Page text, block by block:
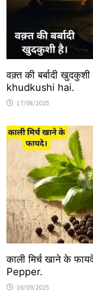
वक़्त की बर्बादी
khudkushi hai.
17/08/2025
काली मिर्च खाने के
Pepper.
16/09/2025